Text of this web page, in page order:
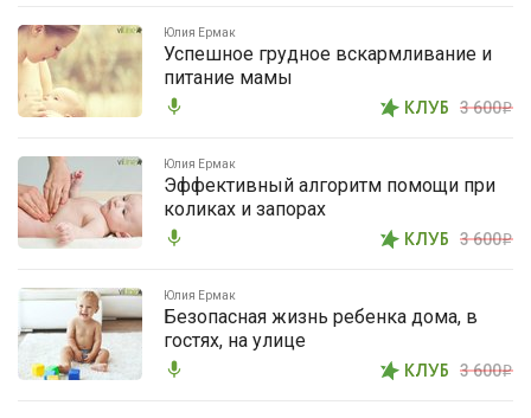
Юлия Ермак
Успешное грудное вскармливание и
питание мамы
mic КЛУБ 3 600i
Юлия Ермак
Эффективный алгоритм помощи при
коликах и запорах
mic КЛУБ 3 600i
Юлия Ермак
Безопасная жизнь ребенка дома, в
гостях, на улице
mic КЛУБ 3 600i